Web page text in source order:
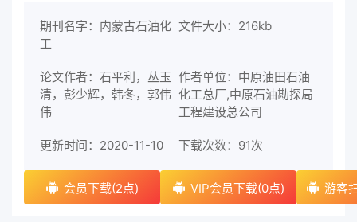
期刊名字：内蒙古石油化
工
文件大小：216kb
论文作者：石平利，丛玉
清，彭少辉，韩冬，郭伟
伟
作者单位：中原油田石油
化工总厂,中原石油勘探局
工程建设总公司
更新时间：2020-11-10 下载次数： 91次
会员下载(2点) VIP会员下载(0点) 游客